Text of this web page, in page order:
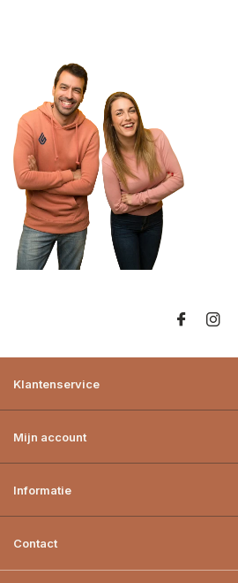
Klantenservice
Mijn account
Informatie
Contact